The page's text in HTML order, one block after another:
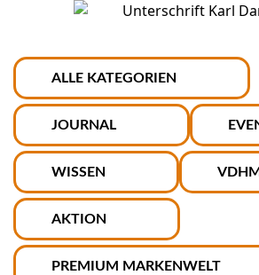
ALLE KATEGORIEN
JOURNAL
WISSEN VDHM
AKTION
PREMIUM MARKENWELT